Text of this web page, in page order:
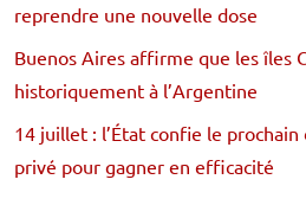
reprendre une nouvelle dose
Buenos Aires affirme que les îles
historiquement à l’Argentine
14 juillet : l’État confie le
privé pour gagner en efficacité